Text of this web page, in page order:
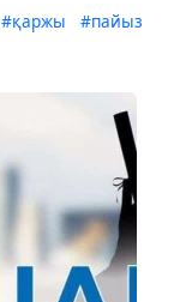
#қаржы #пайыз